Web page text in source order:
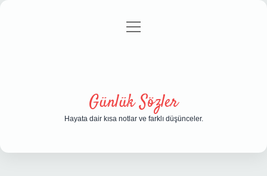
Gizlilik Politikası
menüyü
Günlük Sözler
Hayata dair kısa notlar ve farklı düşünceler.